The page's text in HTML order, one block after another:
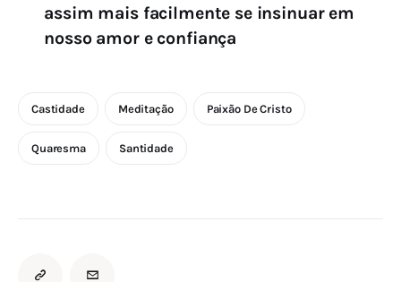
assim mais facilmente se insinuar em
nosso amor e confiança
Castidade Meditação Paixão De Cristo
Quaresma Santidade